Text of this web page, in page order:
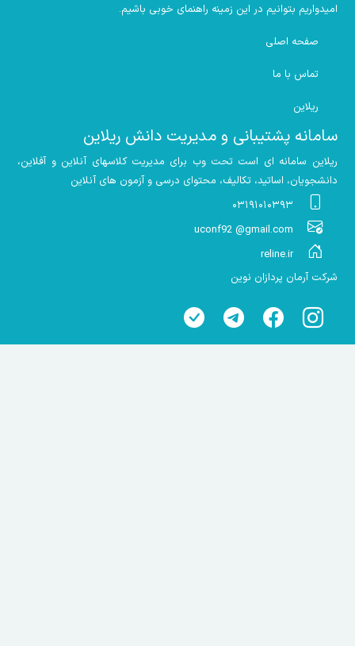
امیدواریم بتوانیم در این زمینه راهنمای خوبی باشیم.
صفحه اصلی
تماس با ما
ریلاین
سامانه پشتیبانی و مدیریت دانش ریلاین
ریلاین سامانه ای است تحت وب برای مدیریت کلاسهای آنلاین و آفلاین،
دانشجویان، اساتید، تکالیف، محتوای درسی و آزمون های آنلاین
۰۳۱۹۱۰۱۰۳۹۳
uconf92 @gmail.com
reline.ir
شرکت آرمان پردازان نوین